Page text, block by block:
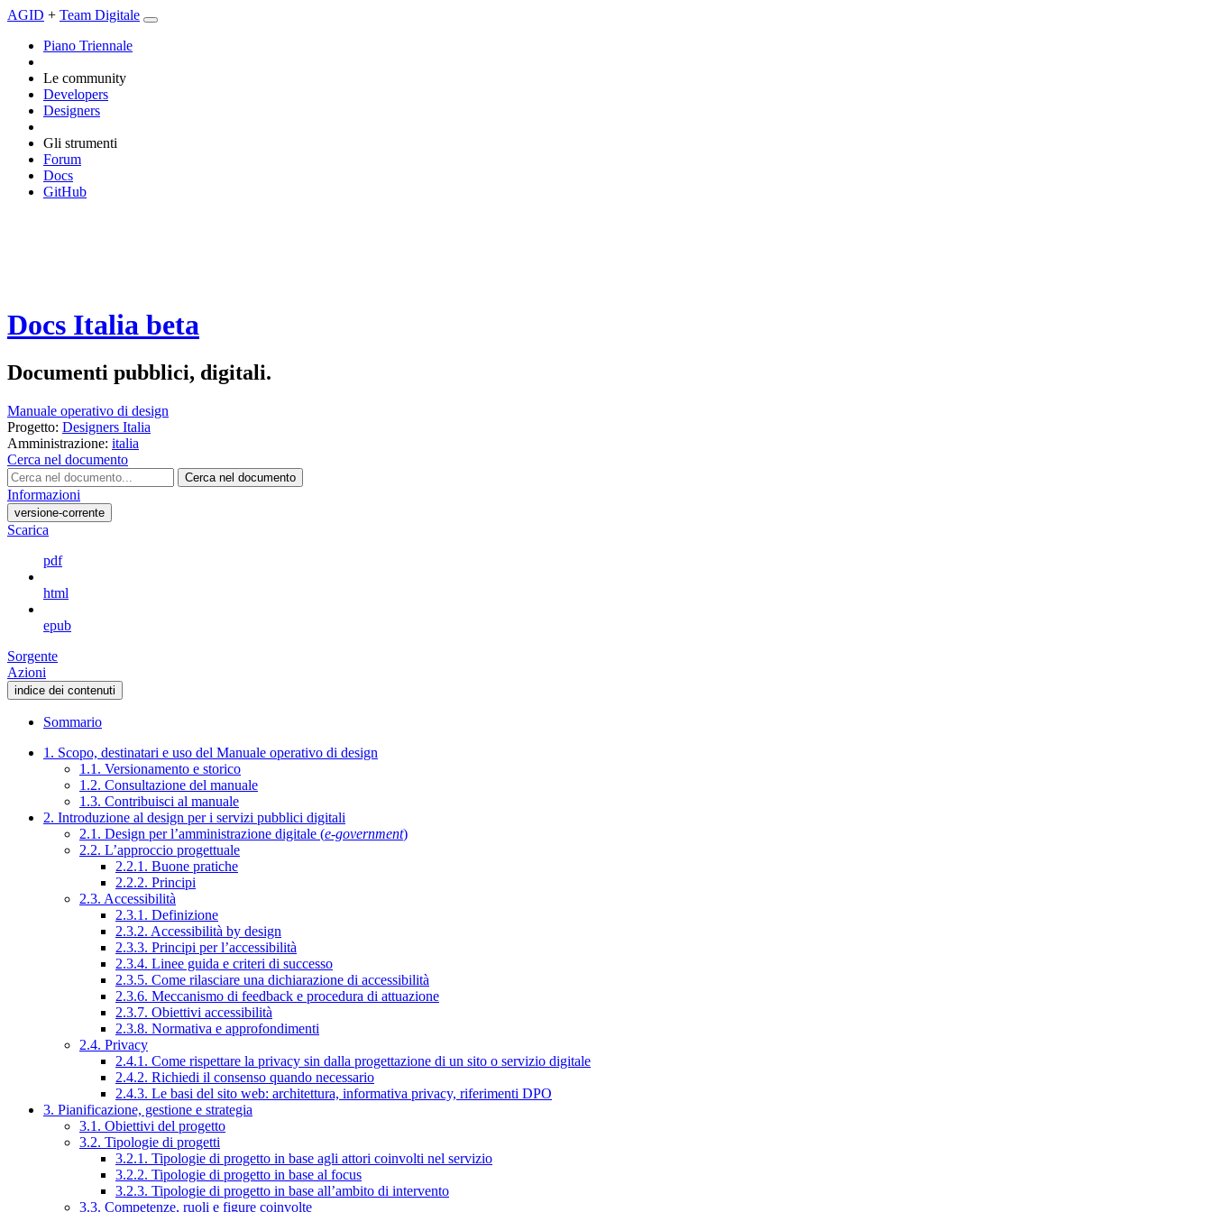
AGID + Team Digitale
Piano Triennale
Le community
Developers
Designers
Gli strumenti
Forum
Docs
GitHub
Docs Italia beta
Documenti pubblici, digitali.
Manuale operativo di design
Progetto: Designers Italia
Amministrazione: italia
Cerca nel documento
Cerca nel documento
Informazioni
versione-corrente
Scarica
pdf
html
epub
Sorgente
Azioni
indice dei contenuti
Sommario
1. Scopo, destinatari e uso del Manuale operativo di design
1.1. Versionamento e storico
1.2. Consultazione del manuale
1.3. Contribuisci al manuale
2. Introduzione al design per i servizi pubblici digitali
2.1. Design per l’amministrazione digitale (e-government)
2.2. L’approccio progettuale
2.2.1. Buone pratiche
2.2.2. Principi
2.3. Accessibilità
2.3.1. Definizione
2.3.2. Accessibilità by design
2.3.3. Principi per l’accessibilità
2.3.4. Linee guida e criteri di successo
2.3.5. Come rilasciare una dichiarazione di accessibilità
2.3.6. Meccanismo di feedback e procedura di attuazione
2.3.7. Obiettivi accessibilità
2.3.8. Normativa e approfondimenti
2.4. Privacy
2.4.1. Come rispettare la privacy sin dalla progettazione di un sito o servizio digitale
2.4.2. Richiedi il consenso quando necessario
2.4.3. Le basi del sito web: architettura, informativa privacy, riferimenti DPO
3. Pianificazione, gestione e strategia
3.1. Obiettivi del progetto
3.2. Tipologie di progetti
3.2.1. Tipologie di progetto in base agli attori coinvolti nel servizio
3.2.2. Tipologie di progetto in base al focus
3.2.3. Tipologie di progetto in base all’ambito di intervento
3.3. Competenze, ruoli e figure coinvolte